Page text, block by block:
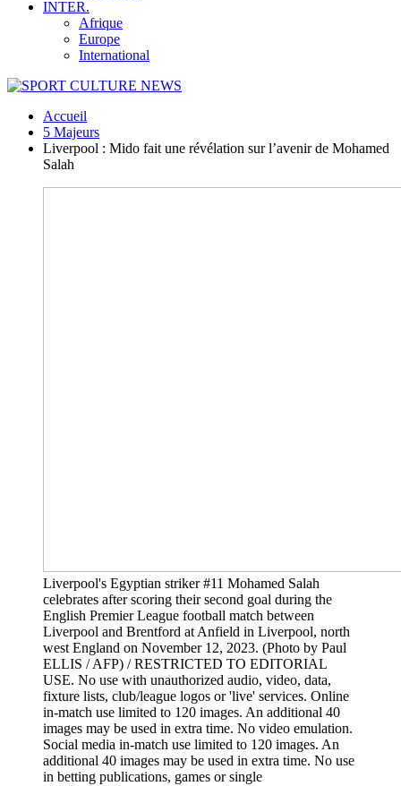
INTER.
Afrique
Europe
International
Accueil
5 Majeurs
Liverpool : Mido fait une révélation sur l’avenir de Mohamed
Salah
Liverpool's Egyptian striker #11 Mohamed Salah
celebrates after scoring their second goal during the
English Premier League football match between
Liverpool and Brentford at Anfield in Liverpool, north
west England on November 12, 2023. (Photo by Paul
ELLIS / AFP) / RESTRICTED TO EDITORIAL
USE. No use with unauthorized audio, video, data,
fixture lists, club/league logos or 'live' services. Online
in-match use limited to 120 images. An additional 40
images may be used in extra time. No video emulation.
Social media in-match use limited to 120 images. An
additional 40 images may be used in extra time. No use
in betting publications, games or single